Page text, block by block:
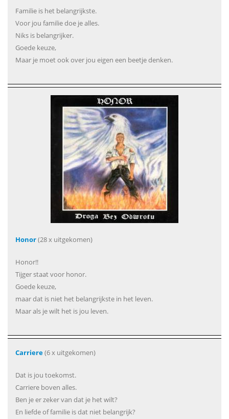
Familie is het belangrijkste.
Voor jou familie doe je alles.
Niks is belangrijker.
Goede keuze,
Maar je moet ook over jou eigen een beetje denken.
Honor(28 x uitgekomen)
Honor!!
Tijger staat voor honor.
Goede keuze,
maar dat is niet het belangrijkste in het leven.
Maar als je wilt het is jou leven.
Carriere(6 x uitgekomen)
Dat is jou toekomst.
Carriere boven alles.
Ben je er zeker van dat je het wilt?
En liefde of familie is dat niet belangrijk?